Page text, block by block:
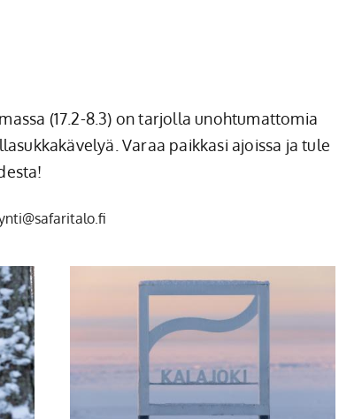
(17.2-8.3) on tarjolla unohtumattomia
Varaa paikkasi ajoissa ja tule